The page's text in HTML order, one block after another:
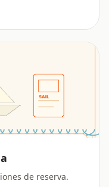
de reserva.